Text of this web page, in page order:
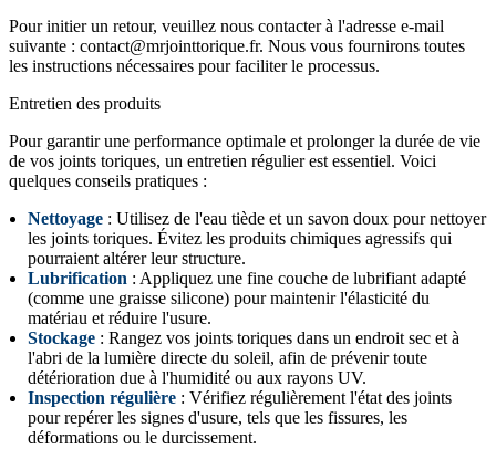
Pour initier un retour, veuillez nous contacter à l'adresse e-mail
suivante : contact@mrjointtorique.fr. Nous vous fournirons toutes
les instructions nécessaires pour faciliter le processus.
Entretien des produits
Pour garantir une performance optimale et prolonger la durée de vie
de vos joints toriques, un entretien régulier est essentiel. Voici
quelques conseils pratiques :
Nettoyage : Utilisez de l'eau tiède et un savon doux pour nettoyer
les joints toriques. Évitez les produits chimiques agressifs qui
pourraient altérer leur structure.
Lubrification : Appliquez une fine couche de lubrifiant adapté
(comme une graisse silicone) pour maintenir l'élasticité du
matériau et réduire l'usure.
Stockage : Rangez vos joints toriques dans un endroit sec et à
l'abri de la lumière directe du soleil, afin de prévenir toute
détérioration due à l'humidité ou aux rayons UV.
Inspection régulière : Vérifiez régulièrement l'état des joints
pour repérer les signes d'usure, tels que les fissures, les
déformations ou le durcissement.